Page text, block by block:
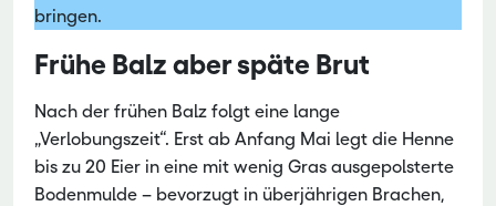
bringen.
Frühe Balz aber späte Brut
Nach der frühen Balz folgt eine lange
„Verlobungszeit“. Erst ab Anfang Mai legt die Henne
bis zu 20 Eier in eine mit wenig Gras ausgepolsterte
Bodenmulde – bevorzugt in überjährigen Brachen,